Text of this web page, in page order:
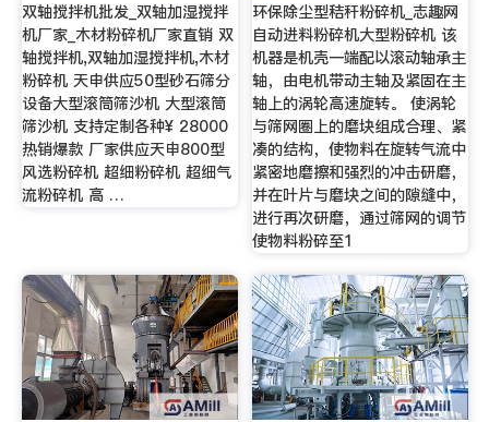
双轴搅拌机批发_双轴加湿搅拌
机厂家_木材粉碎机厂家直销 双
轴搅拌机,双轴加湿搅拌机,木材
粉碎机 天申供应50型砂石筛分
设备大型滚筒筛沙机 大型滚筒
筛沙机 支持定制各种¥ 28000
热销爆款 厂家供应天申800型
风选粉碎机 超细粉碎机 超细气
流粉碎机 高 …
环保除尘型秸秆粉碎机_志趣网
自动进料粉碎机大型粉碎机 该
机器是机壳一端配以滚动轴承主
轴，由电机带动主轴及紧固在主
轴上的涡轮高速旋转。 使涡轮
与筛网圈上的磨块组成合理、紧
凑的结构，使物料在旋转气流中
紧密地磨擦和强烈的冲击研磨，
并在叶片与磨块之间的隙缝中，
进行再次研磨，通过筛网的调节
使物料粉碎至1